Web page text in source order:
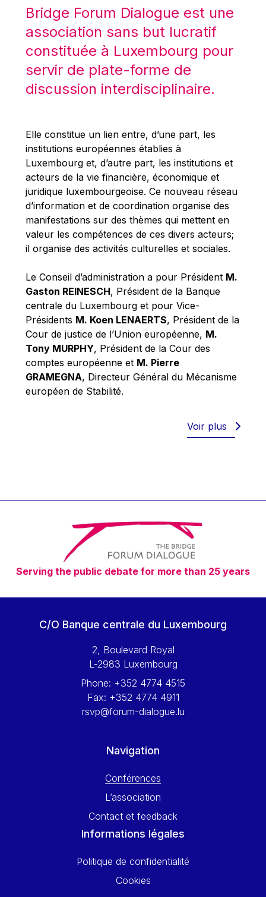
Mario Centeno
Mario Monti
Maroš ŠEFČOVIČ
Martin Bailey
Martine Reicherts
Michael Sohlman
Michel Goedert
Mireille Delmas-Marty
Nobuo Tanaka
Otmar Issing
Paolo Mengozzi
Paschal Donohoe
Pat Cox
Patrizia Nanz
Philippe Maystadt
Pierre Gramegna
Richard Pelly
Robert Goebbels
Robert REYNDERS
Timothy Radcliffe
Vaclav Klaus
Vassilios Skouris
Vítor Manuel da Silva Caldeira
Viviane Reding
Walter Hagg
Wolfgang Ketterle
Yossi Beillin
Yves FRANCHET
Bridge Forum Dialogue est une
association sans but lucratif
constituée à Luxembourg pour
servir de plate-forme de
discussion interdisciplinaire.
Elle constitue un lien entre, d’une part, les
institutions européennes établies à
Luxembourg et, d’autre part, les institutions et
acteurs de la vie financière, économique et
juridique luxembourgeoise. Ce nouveau réseau
d’information et de coordination organise des
manifestations sur des thèmes qui mettent en
valeur les compétences de ces divers acteurs;
il organise des activités culturelles et sociales.
Le Conseil d’administration a pour Président M.
Gaston REINESCH, Président de la Banque
centrale du Luxembourg et pour Vice-
Présidents M. Koen LENAERTS, Président de la
Cour de justice de l’Union européenne, M.
Tony MURPHY, Président de la Cour des
comptes européenne et M. Pierre
GRAMEGNA, Directeur Général du Mécanisme
européen de Stabilité.
Voir plus
Serving the public debate for more than 25 years
C/O Banque centrale du Luxembourg
2, Boulevard Royal
L-2983 Luxembourg
Phone: +352 4774 4515
Fax: +352 4774 4911
rsvp@forum-dialogue.lu
Navigation
Conférences
L’association
Contact et feedback
Informations légales
Politique de confidentialité
Cookies